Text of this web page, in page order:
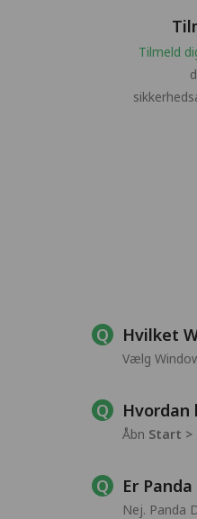
Tilmeld
Hvilket
Vælg
Hvordan
Åbn Start >
Er
Nej. Panda